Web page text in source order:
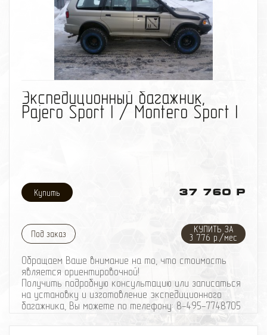
Внутренняя часть багажника изготовленна из
стальной сетки. Ячейка сетки - 50ммХ50мм, с
толщиной прутка сетки - 4мм;
Багажник окрашен порошковой краской.
Экспедиционный багажник,
Pajero Sport I / Montero Sport I
37 760 Р
Под заказ
КУПИТЬ ЗА
3 776 р./мес
Обращаем Ваше внимание на то, что стоимость
является ориентировочной!
Получить подробную консультацию или записаться
на установку и изготовление экспедиционного
багажника, Вы можете по телефону: 8-495-7748705
Изготовление элементов силового обвеса,
производится по автомобилю.